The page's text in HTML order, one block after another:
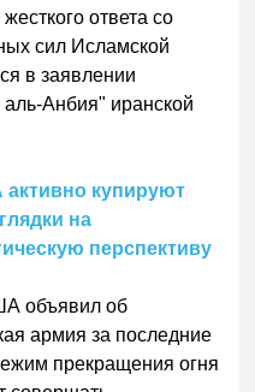
ответа со
сил Исламской
в заявлении
Анбия" иранской
купируют
на
перспективу
объявил об
армия за последние
прекращения огня